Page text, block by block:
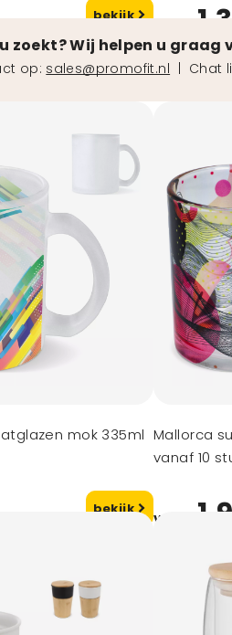
bekijk
zoekt? Wij helpen u graag
op: sales@promofit.nl Chat
mok 335ml
bekijk
Mallorca
vanaf 10
vanaf